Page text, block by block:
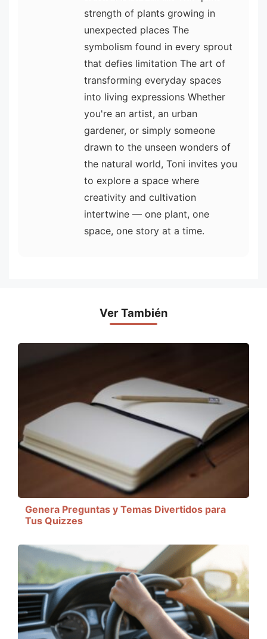
strength of plants growing in
unexpected places The
symbolism found in every sprout
that defies limitation The art of
transforming everyday spaces
into living expressions Whether
you're an artist, an urban
gardener, or simply someone
drawn to the unseen wonders of
the natural world, Toni invites you
to explore a space where
creativity and cultivation
intertwine — one plant, one
space, one story at a time.
Ver También
Genera Preguntas y Temas Divertidos para
Tus Quizzes